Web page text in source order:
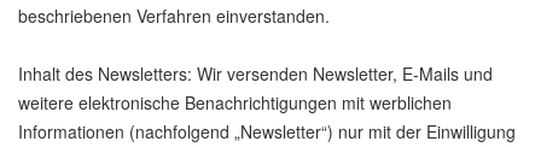
beschriebenen Verfahren einverstanden.
Inhalt des Newsletters: Wir versenden Newsletter, E-Mails und
weitere elektronische Benachrichtigungen mit werblichen
Informationen (nachfolgend „Newsletter“) nur mit der Einwilligung